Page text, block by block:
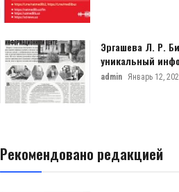
Эргашева Л. Р.
уникальный
admin Январь 12,
Рекомендовано редакцией